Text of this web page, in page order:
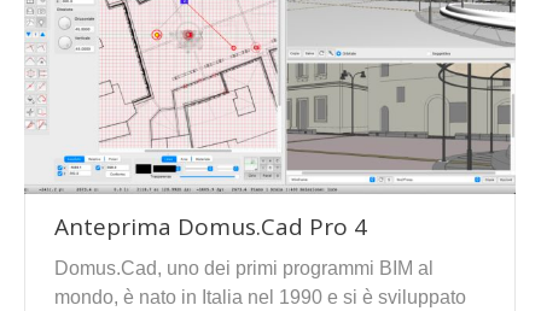
Anteprima Domus.Cad Pro 4
Domus.Cad, uno dei primi programmi BIM al
mondo, è nato in Italia nel 1990 e si è sviluppato